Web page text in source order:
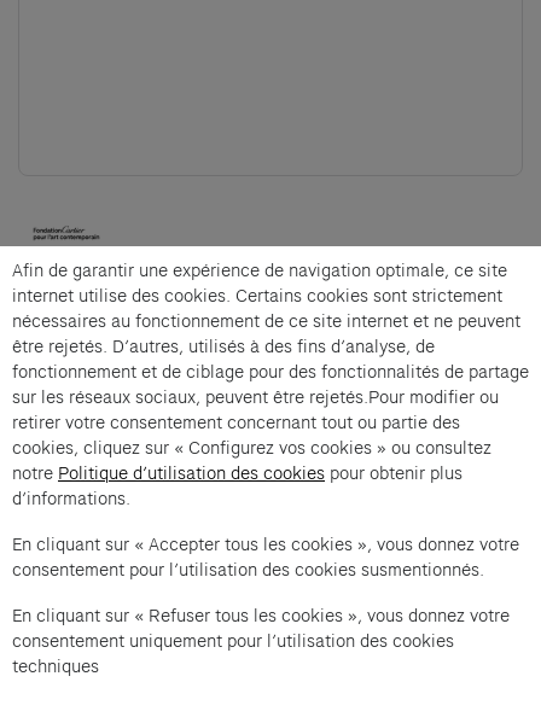
Cartier et Compagnie
La grande visite guidée is an offer from Cartier et
Compagnie .
Imprint of the organizer(opens in a new tab)
Data privacy of the organizer(opens in
General terms and conditions of the organizer
Cookie settings (opens in a new tab)
Data privacy policy (opens in a new tab)
Accessibility
Support(opens in a new tab)
Afin de garantir une expérience de navigation optimale, ce site
internet utilise des cookies. Certains cookies sont strictement
nécessaires au fonctionnement de ce site internet et ne peuvent
être rejetés. D’autres, utilisés à des fins d’analyse, de
fonctionnement et de ciblage pour des fonctionnalités de partage
sur les réseaux sociaux, peuvent être rejetés.Pour modifier ou
retirer votre consentement concernant tout ou partie des
cookies, cliquez sur « Configurez vos cookies » ou consultez
notre Politique d’utilisation des cookies pour obtenir plus
d’informations.
En cliquant sur « Accepter tous les cookies », vous donnez votre
consentement pour l’utilisation des cookies susmentionnés.
En cliquant sur « Refuser tous les cookies », vous donnez votre
consentement uniquement pour l’utilisation des cookies
techniques